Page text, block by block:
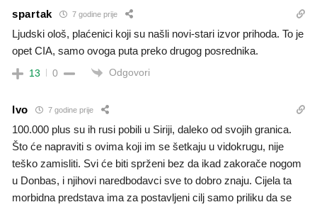
spartak 7 godine prije
Ljudski ološ, plaćenici koji su našli novi-stari izvor prihoda. To je
opet CIA, samo ovoga puta preko drugog posrednika.
13 0 Odgovori
Ivo 7 godine prije
100.000 plus su ih rusi pobili u Siriji, daleko od svojih granica.
Što će napraviti s ovima koji im se šetkaju u vidokrugu, nije
teško zamisliti. Svi će biti sprženi bez da ikad zakorače nogom
u Donbas, i njihovi naredbodavci sve to dobro znaju. Cijela ta
morbidna predstava ima za postavljeni cilj samo priliku da se